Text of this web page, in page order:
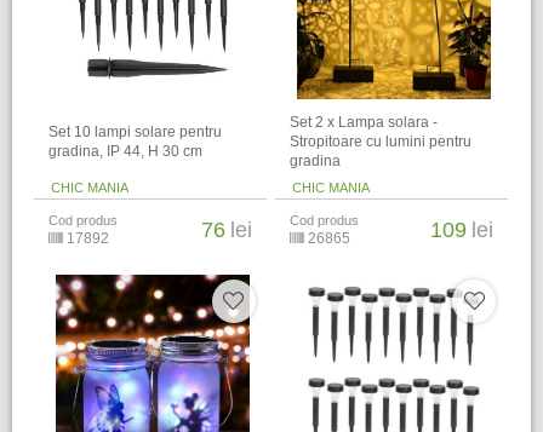
Set 10 lampi solare pentru
gradina, IP 44, H 30 cm
CHIC MANIA
Cod produs
17892 76 lei
Set 2 x Lampa solara -
Stropitoare cu lumini pentru
gradina
CHIC MANIA
Cod produs
26865 109 lei